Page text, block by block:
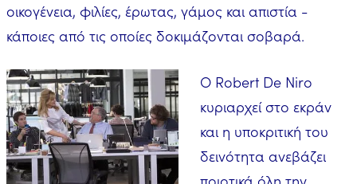
οικογένεια, φιλίες, έρωτας, γάμος και απιστία -
κάποιες από τις οποίες δοκιμάζονται σοβαρά.
Ο Robert De Niro
κυριαρχεί στο εκράν
και η υποκριτική του
δεινότητα ανεβάζει